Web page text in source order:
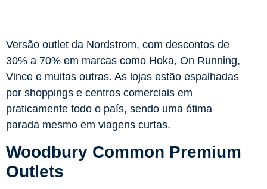
Versão outlet da Nordstrom, com descontos de
30% a 70% em marcas como Hoka, On Running,
Vince e muitas outras. As lojas estão espalhadas
por shoppings e centros comerciais em
praticamente todo o país, sendo uma ótima
parada mesmo em viagens curtas.
Woodbury Common Premium
Outlets